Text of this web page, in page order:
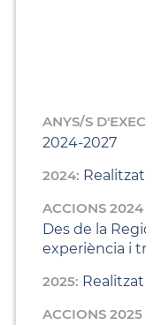
ANYS/S
2024-2027
2024: Realitzat
ACCIONS 2024
Des de la
experiència i
2025: Realitzat
ACCIONS 2025